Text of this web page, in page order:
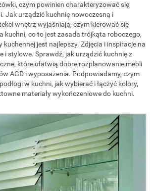
czym powinien charakteryzować się
Jak urządzić kuchnię nowoczesną i
wnętrz wyjaśniają, czym kierować się
kuchni, co to jest zasada trójkąta roboczego,
kuchennej jest najlepszy. Zdjęcia i inspiracje na
i stylowe. Sprawdź, jak urządzić kuchnię z
które ułatwią dobre rozplanowanie mebli
AGD i wyposażenia. Podpowiadamy, czym
w kuchni, jak wybierać i łączyć kolory,
materiały wykończeniowe do kuchni.